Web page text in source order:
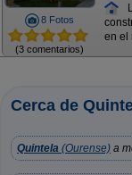
8 Fotos
(3 comentarios)
en el
Cerca de
Quintela (Ourense) a